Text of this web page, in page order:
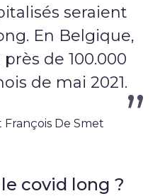
seraient
En Belgique,
de 100.000
de mai 2021.
De Smet
covid long ?